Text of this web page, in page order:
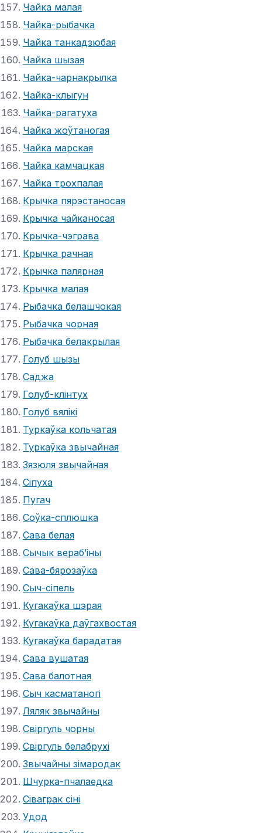
Чайка малая
Чайка-рыбачка
Чайка танкадзюбая
Чайка шызая
Чайка-чарнакрылка
Чайка-клыгун
Чайка-рагатуха
Чайка жоўтаногая
Чайка марская
Чайка камчацкая
Чайка трохпалая
Крычка пярэстаносая
Крычка чайканосая
Крычка-чэграва
Крычка рачная
Крычка палярная
Крычка малая
Рыбачка белашчокая
Рыбачка чорная
Рыбачка белакрылая
Голуб шызы
Саджа
Голуб-клінтух
Голуб вялікі
Туркаўка кольчатая
Туркаўка звычайная
Зязюля звычайная
Сіпуха
Пугач
Соўка-сплюшка
Сава белая
Сычык вераб’іны
Сава-бярозаўка
Сыч-сіпель
Кугакаўка шэрая
Кугакаўка даўгахвостая
Кугакаўка барадатая
Сава вушатая
Сава балотная
Сыч касматаногі
Ляляк звычайны
Свіргуль чорны
Свіргуль белабрухі
Звычайны зімародак
Шчурка-пчалаедка
Сіваграк сіні
Удод